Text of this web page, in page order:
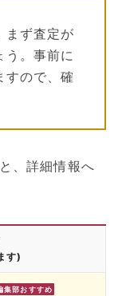
まず査定が
う。事前に
すので、確
、詳細情報へ
す)
集部おすすめ